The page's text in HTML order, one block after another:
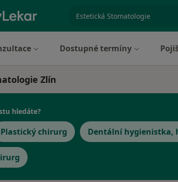
specializace, nemoc nebo
Dostupné termíny
Zlín
hledáte?
Plastický chirurg Dentální hygienistka,